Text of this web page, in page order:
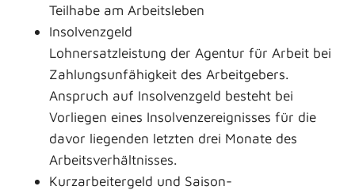
Teilhabe am Arbeitsleben
Insolvenzgeld
Lohnersatzleistung der Agentur für Arbeit bei
Zahlungsunfähigkeit des Arbeitgebers.
Anspruch auf Insolvenzgeld besteht bei
Vorliegen eines Insolvenzereignisses für die
davor liegenden letzten drei Monate des
Arbeitsverhältnisses.
Kurzarbeitergeld und Saison-